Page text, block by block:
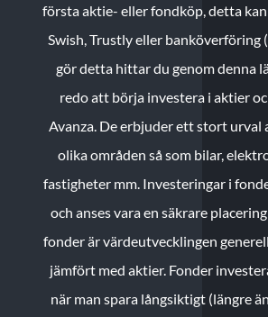
första aktie- eller fondköp, detta
Swish, Trustly eller banköverföring
gör detta hittar du genom denna
redo att börja investera i aktier
Avanza. De erbjuder ett stort urval
olika områden så som bilar,
fastigheter mm. Investeringar i
och anses vara en säkrare
fonder är värdeutvecklingen
jämfört med aktier. Fonder
när man spara långsiktigt (längre